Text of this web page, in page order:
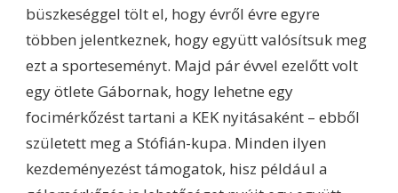
büszkeséggel tölt el, hogy évről évre egyre
többen jelentkeznek, hogy együtt valósítsuk meg
ezt a sporteseményt. Majd pár évvel ezelőtt volt
egy ötlete Gábornak, hogy lehetne egy
focimérkőzést tartani a KEK nyitásaként – ebből
született meg a Stófián-kupa. Minden ilyen
kezdeményezést támogatok, hisz például a